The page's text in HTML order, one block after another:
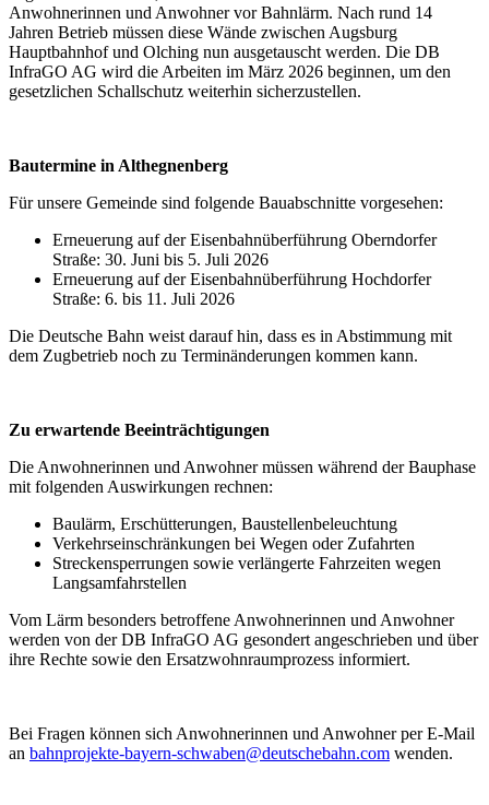
Anwohnerinnen und Anwohner vor Bahnlärm. Nach rund 14
Jahren Betrieb müssen diese Wände zwischen Augsburg
Hauptbahnhof und Olching nun ausgetauscht werden. Die DB
InfraGO AG wird die Arbeiten im März 2026 beginnen, um den
gesetzlichen Schallschutz weiterhin sicherzustellen.
Bautermine in Althegnenberg
Für unsere Gemeinde sind folgende Bauabschnitte vorgesehen:
Erneuerung auf der Eisenbahnüberführung Oberndorfer
Straße: 30. Juni bis 5. Juli 2026
Erneuerung auf der Eisenbahnüberführung Hochdorfer
Straße: 6. bis 11. Juli 2026
Die Deutsche Bahn weist darauf hin, dass es in Abstimmung mit
dem Zugbetrieb noch zu Terminänderungen kommen kann.
Zu erwartende Beeinträchtigungen
Die Anwohnerinnen und Anwohner müssen während der Bauphase
mit folgenden Auswirkungen rechnen:
Baulärm, Erschütterungen, Baustellenbeleuchtung
Verkehrseinschränkungen bei Wegen oder Zufahrten
Streckensperrungen sowie verlängerte Fahrzeiten wegen
Langsamfahrstellen
Vom Lärm besonders betroffene Anwohnerinnen und Anwohner
werden von der DB InfraGO AG gesondert angeschrieben und über
ihre Rechte sowie den Ersatzwohnraumprozess informiert.
Bei Fragen können sich Anwohnerinnen und Anwohner per E-Mail
an bahnprojekte-bayern-schwaben@deutschebahn.com wenden.